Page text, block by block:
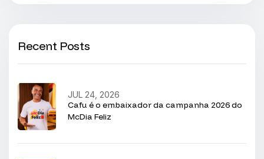
Recent Posts
Cafu é o embaixador da campanha 2026 do
McDia Feliz
JUL 24, 2026